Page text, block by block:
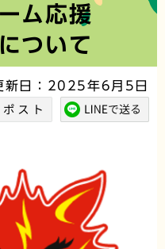
ム応援
ついて
新日：2025年6月5日